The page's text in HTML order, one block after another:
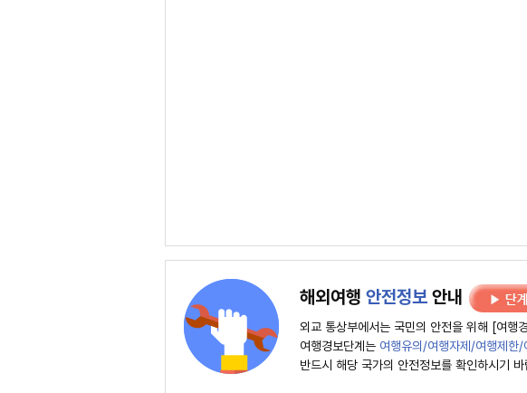
해외여행 안전정보 안내
외교 통상부에서는 국민의 안전을 위해 [여행
여행경보단계는 여행유의/여행자제/여행제한/
반드시 해당 국가의 안전정보를 확인하시기 바